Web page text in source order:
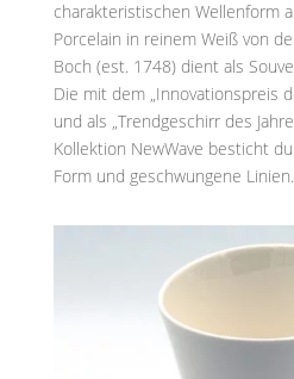
charakteristischen Wellenform
Porcelain in reinem Weiß von
Boch (est. 1748) dient als
Die mit dem „Innovationspreis
und als „Trendgeschirr des
Kollektion NewWave besticht
Form und geschwungene Linien.